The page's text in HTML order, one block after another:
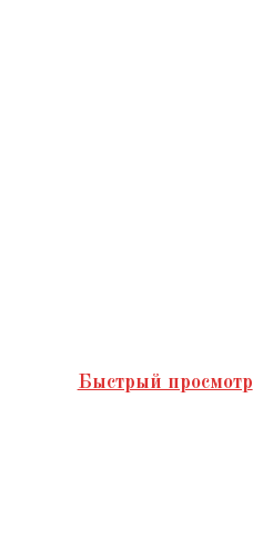
Быстрый просмотр